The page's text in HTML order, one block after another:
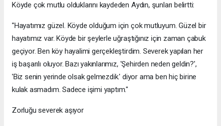
Köyde çok mutlu olduklarını kaydeden Aydın, şunları belirtti:
"Hayatımız güzel. Köyde olduğum için çok mutluyum. Güzel bir
hayatımız var. Köyde bir şeylerle uğraştığınız için zaman çabuk
geçiyor. Ben köy hayalimi gerçekleştirdim. Severek yapılan her
iş başarılı oluyor. Bazı yakınlarımız, 'Şehirden neden geldin?',
'Biz senin yerinde olsak gelmezdik.' diyor ama ben hiç birine
kulak asmadım. Sadece işimi yaptım."
Zorluğu severek aşıyor